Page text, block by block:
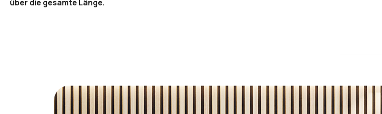
über die gesamte Länge.